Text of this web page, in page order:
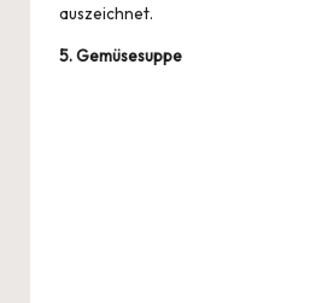
auszeichnet.
5. Gemüsesuppe